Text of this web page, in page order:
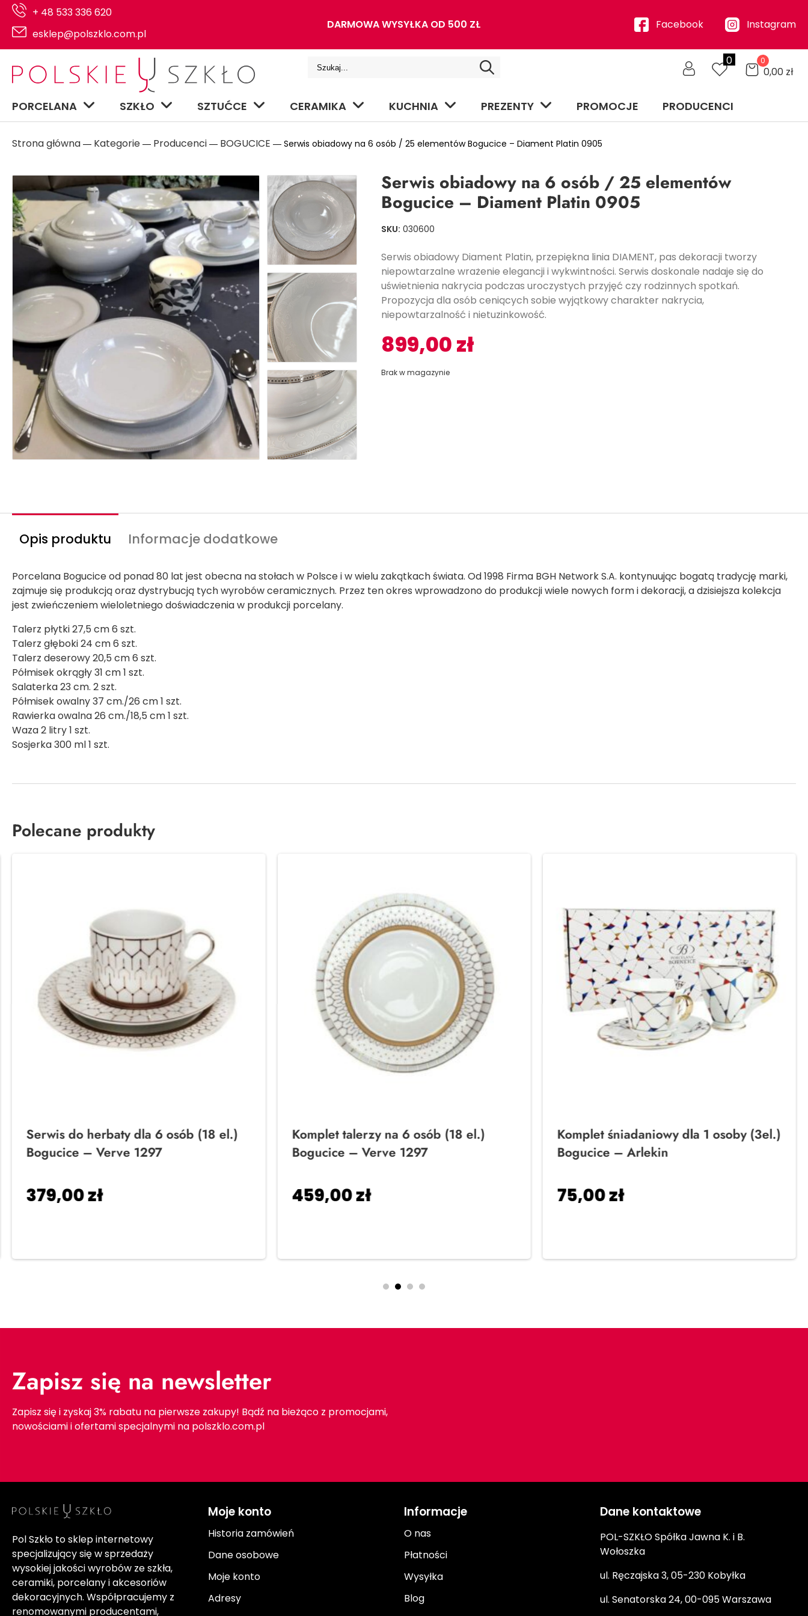
+ 48 533 336 620
esklep@polszklo.com.pl
DARMOWA WYSYŁKA OD 500 ZŁ Facebook Instagram
0 0
0,00 zł
PORCELANA SZKŁO SZTUĆCE CERAMIKA KUCHNIA PREZENTY PROMOCJE PRODUCENCI
Strona główna ― Kategorie ― Producenci ― BOGUCICE ― Serwis obiadowy na 6 osób / 25 elementów Bogucice – Diament Platin 0905
Serwis obiadowy na 6 osób / 25 elementów
Bogucice – Diament Platin 0905
SKU: 030600
Serwis obiadowy Diament Platin, przepiękna linia DIAMENT, pas dekoracji tworzy
niepowtarzalne wrażenie elegancji i wykwintności. Serwis doskonale nadaje się do
uświetnienia nakrycia podczas uroczystych przyjęć czy rodzinnych spotkań.
Propozycja dla osób ceniących sobie wyjątkowy charakter nakrycia,
niepowtarzalność i nietuzinkowość.
899,00zł
Brak w magazynie
Opis produktu Informacje dodatkowe
Porcelana Bogucice od ponad 80 lat jest obecna na stołach w Polsce i w wielu zakątkach świata. Od 1998 Firma BGH Network S.A. kontynuując bogatą tradycję marki,
zajmuje się produkcją oraz dystrybucją tych wyrobów ceramicznych. Przez ten okres wprowadzono do produkcji wiele nowych form i dekoracji, a dzisiejsza kolekcja
jest zwieńczeniem wieloletniego doświadczenia w produkcji porcelany.
Talerz płytki 27,5 cm 6 szt.
Talerz głęboki 24 cm 6 szt.
Talerz deserowy 20,5 cm 6 szt.
Półmisek okrągły 31 cm 1 szt.
Salaterka 23 cm. 2 szt.
Półmisek owalny 37 cm./26 cm 1 szt.
Rawierka owalna 26 cm./18,5 cm 1 szt.
Waza 2 litry 1 szt.
Sosjerka 300 ml 1 szt.
Polecane produkty
Serwis do herbaty dla 6 osób (18 el.)
Bogucice – Verve 1297
379,00zł
Komplet talerzy na 6 osób (18 el.)
Bogucice – Verve 1297
459,00zł
Komplet śniadaniowy dla 1 osoby (3el.)
Bogucice – Arlekin
75,00zł
Zapisz się na newsletter
Zapisz się i zyskaj 3% rabatu na pierwsze zakupy! Bądź na bieżąco z promocjami,
nowościami i ofertami specjalnymi na polszklo.com.pl
Pol Szkło to sklep internetowy
specjalizujący się w sprzedaży
wysokiej jakości wyrobów ze szkła,
ceramiki, porcelany i akcesoriów
dekoracyjnych. Współpracujemy z
renomowanymi producentami,
Moje konto
Historia zamówień
Dane osobowe
Moje konto
Adresy
Informacje
O nas
Płatności
Wysyłka
Blog
Dane kontaktowe
POL-SZKŁO Spółka Jawna K. i B.
Wołoszka
ul. Ręczajska 3, 05-230 Kobyłka
ul. Senatorska 24, 00-095 Warszawa